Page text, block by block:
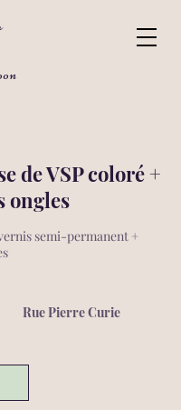
de VSP coloré +
ongles
semi-permanent +
Rue Pierre Curie